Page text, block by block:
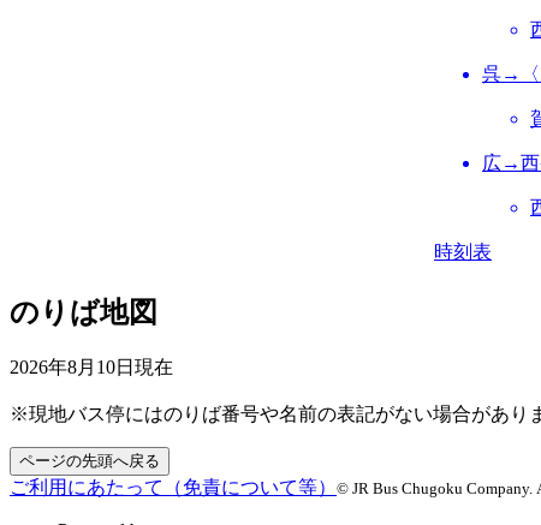
呉→〈
広→西
時刻表
のりば地図
2026年8月10日 現在
※現地バス停にはのりば番号や名前の表記がない場合があり
ページの先頭へ戻る
ご利用にあたって（免責について等） © JR Bus Chugoku Company.